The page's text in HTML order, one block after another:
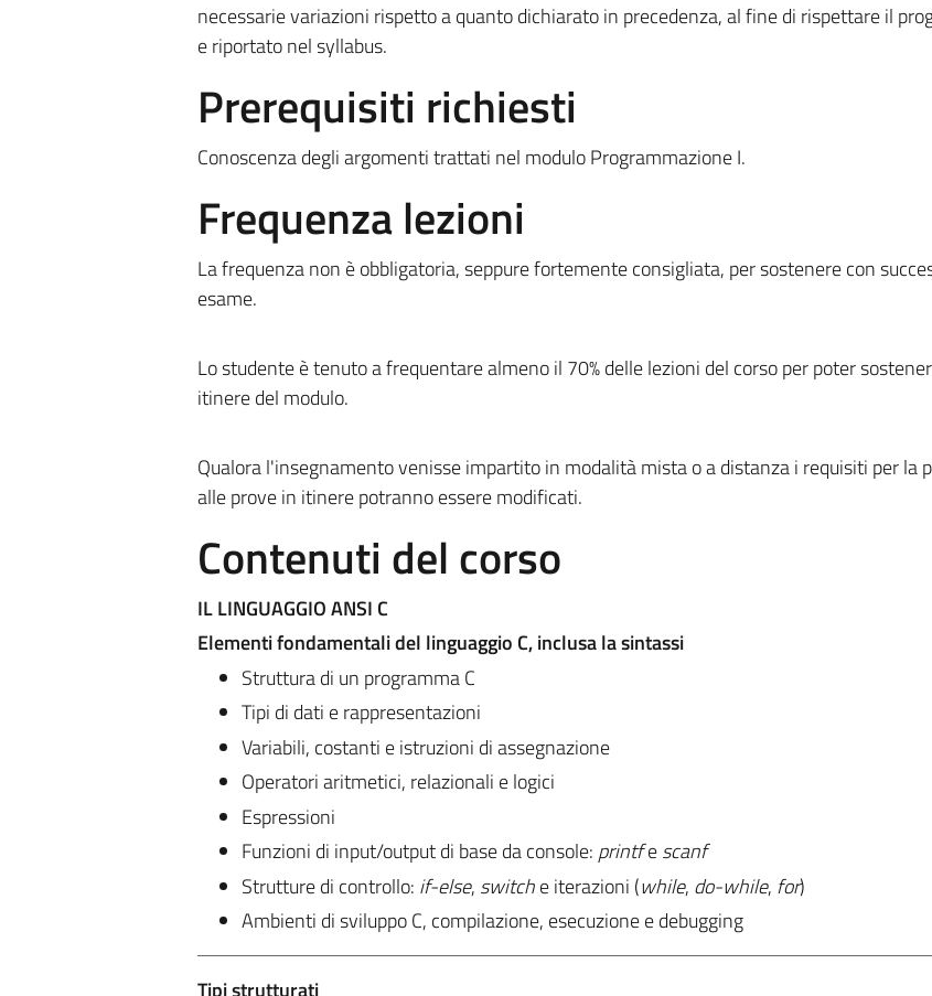
necessarie variazioni rispetto a quanto dichiarato in precedenza, al fine di rispettare il
e riportato nel syllabus.
Prerequisiti richiesti
Conoscenza degli argomenti trattati nel modulo Programmazione I.
Frequenza lezioni
La frequenza non è obbligatoria, seppure fortemente consigliata, per sostenere con
esame.
Lo studente è tenuto a frequentare almeno il 70% delle lezioni del corso per poter
itinere del modulo.
Qualora l'insegnamento venisse impartito in modalità mista o a distanza i requisiti per la
alle prove in itinere potranno essere modificati.
Contenuti del corso
IL LINGUAGGIO ANSI C
Elementi fondamentali del linguaggio C, inclusa la sintassi
Struttura di un programma C
Tipi di dati e rappresentazioni
Variabili, costanti e istruzioni di assegnazione
Operatori aritmetici, relazionali e logici
Espressioni
Funzioni di input/output di base da console: printfescanf
Strutture di controllo: if-else, switche iterazioni (while, do-while, for)
Ambienti di sviluppo C, compilazione, esecuzione e debugging
Tipi strutturati